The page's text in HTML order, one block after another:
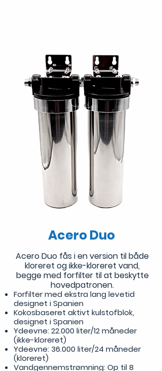
Acero Duo
Acero Duo fås i en version til både
kloreret og ikke-kloreret vand,
begge med forfilter til at beskytte
hovedpatronen.
Forfilter med ekstra lang levetid
designet i Spanien
Kokosbaseret aktivt kulstofblok,
designet i Spanien
Ydeevne: 22.000 liter/12 måneder
(ikke-kloreret)
Ydeevne: 36.000 liter/24 måneder
(kloreret)
Vandgennemstrømning: Op til 8